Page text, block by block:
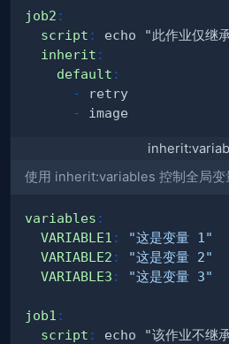
job2 :
script :
inherit :
default :
-
-
使用 inherit:variables 控制全局变
variables :
VARIABLE1 :
"这是变量 1"
VARIABLE2 :
"这是变量 2"
VARIABLE3 : "这是变量 3"
job1 :
script :